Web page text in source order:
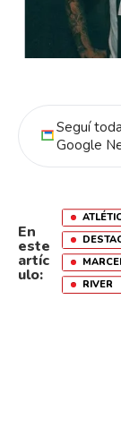
Seguí
Google
En
este
artíc
ulo: RIVER